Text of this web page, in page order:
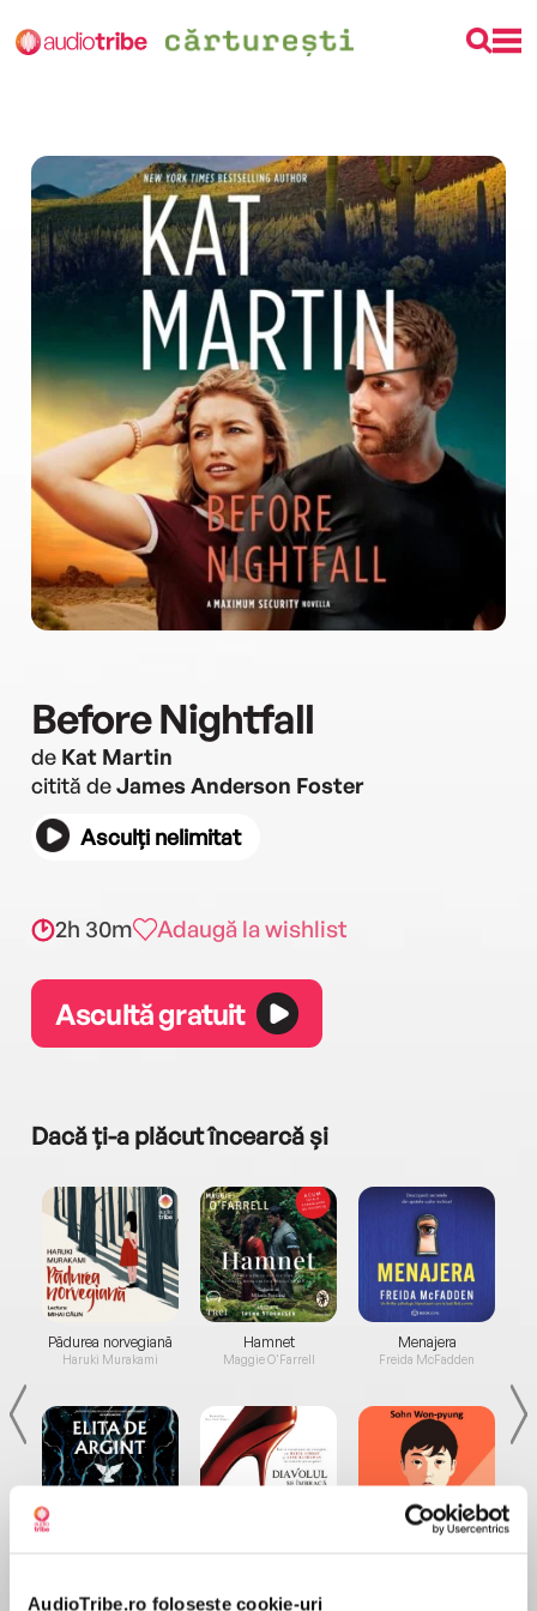
AudioTribe.ro folosește cookie-uri
Before Nightfall
de Kat Martin
citită deJames Anderson Foster
Asculți nelimitat
2h 30m Adaugă la wishlist
Ascultă gratuit
Dacă ți-a plăcut încearcă și
Pădurea norvegiană
Haruki Murakami
Hamnet
Maggie O'Farrell
Menajera
Freida McFadden